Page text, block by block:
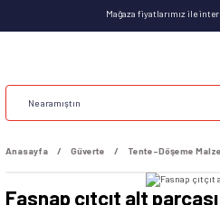
Mağaza fiyatlarımız ile
Anasayfa Güverte Tente-Döşeme
Fasnap çıtçıt alt parçası